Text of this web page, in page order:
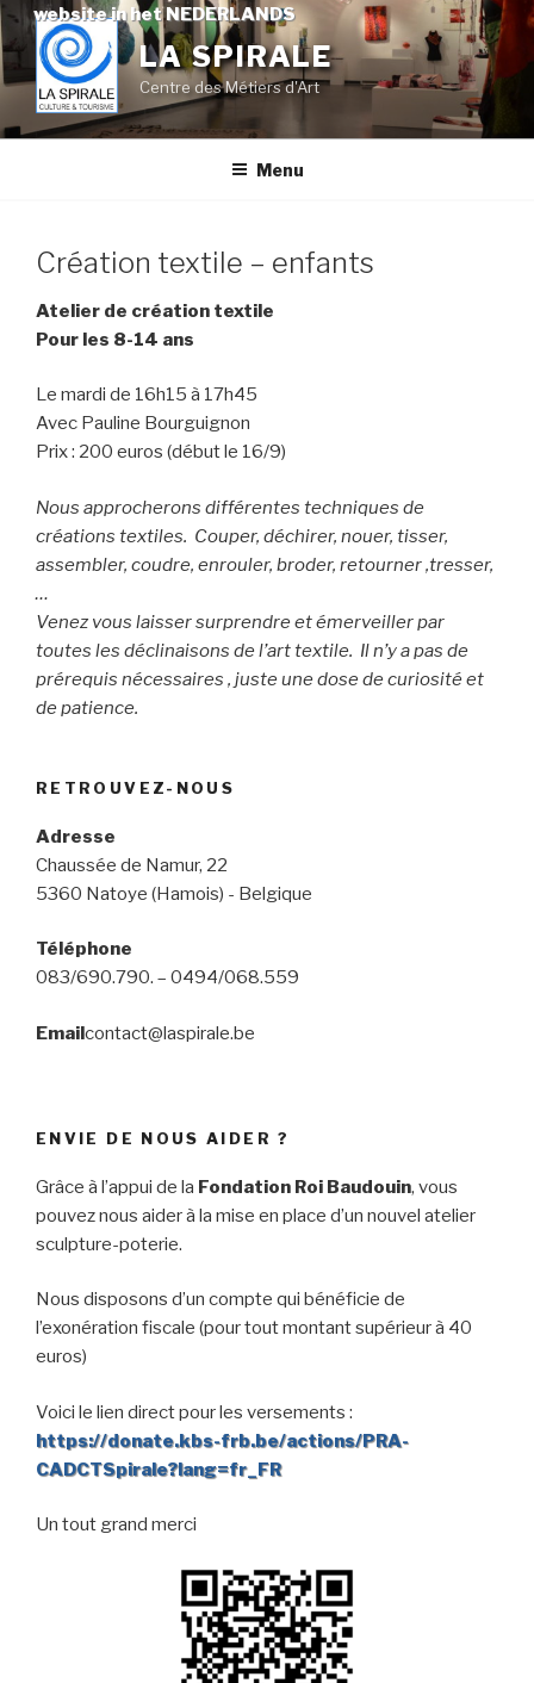
website in het NEDERLANDS
Skip
to
content
LA SPIRALE
Centre des Métiers d'Art
Menu
Création textile – enfants
Atelier de création textile
Pour les 8-14 ans
Le mardi de 16h15 à 17h45
Avec Pauline Bourguignon
Prix : 200 euros (début le 16/9)
Nous approcherons différentes techniques de
créations textiles. Couper, déchirer, nouer, tisser,
assembler, coudre, enrouler, broder, retourner ,tresser,
…
Venez vous laisser surprendre et émerveiller par
toutes les déclinaisons de l’art textile. Il n’y a pas de
prérequis nécessaires , juste une dose de curiosité et
de patience.
RETROUVEZ-NOUS
Adresse
Chaussée de Namur, 22
5360 Natoye (Hamois) - Belgique
Téléphone
083/690.790. – 0494/068.559
Emailcontact@laspirale.be
ENVIE DE NOUS AIDER ?
Grâce à l’appui de la Fondation Roi Baudouin, vous
pouvez nous aider à la mise en place d’un nouvel atelier
sculpture-poterie.
Nous disposons d’un compte qui bénéficie de
l’exonération fiscale (pour tout montant supérieur à 40
euros)
Voici le lien direct pour les versements :
https://donate.kbs-frb.be/actions/PRA-
CADCTSpirale?lang=fr_FR
Un tout grand merci